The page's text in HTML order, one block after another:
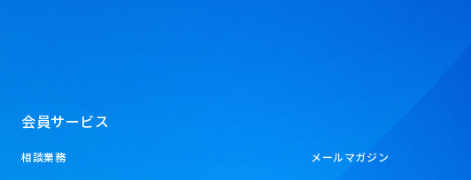
会員サービス
相談業務 メールマガジン